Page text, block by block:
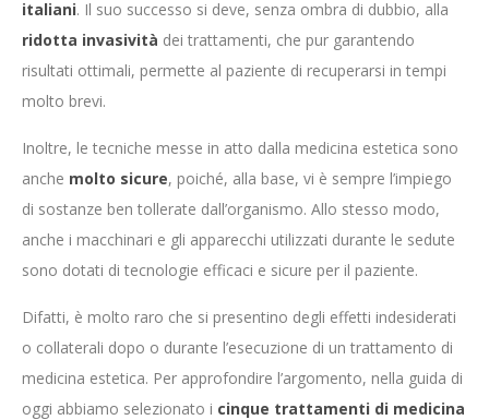
italiani. Il suo successo si deve, senza ombra di dubbio, alla
ridotta invasività dei trattamenti, che pur garantendo
risultati ottimali, permette al paziente di recuperarsi in tempi
molto brevi.
Inoltre, le tecniche messe in atto dalla medicina estetica sono
anche molto sicure, poiché, alla base, vi è sempre l’impiego
di sostanze ben tollerate dall’organismo. Allo stesso modo,
anche i macchinari e gli apparecchi utilizzati durante le sedute
sono dotati di tecnologie efficaci e sicure per il paziente.
Difatti, è molto raro che si presentino degli effetti indesiderati
o collaterali dopo o durante l’esecuzione di un trattamento di
medicina estetica. Per approfondire l’argomento, nella guida di
oggi abbiamo selezionato i cinque trattamenti di medicina